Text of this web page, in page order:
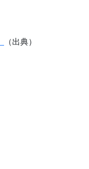
（出典）